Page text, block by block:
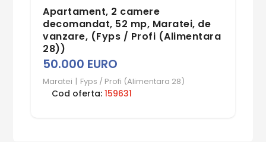
Apartament, 2 camere
decomandat, 52 mp, Maratei, de
vanzare, (Fyps / Profi (Alimentara
28))
50.000 EURO
Maratei | Fyps / Profi (Alimentara 28)
Cod oferta:159631